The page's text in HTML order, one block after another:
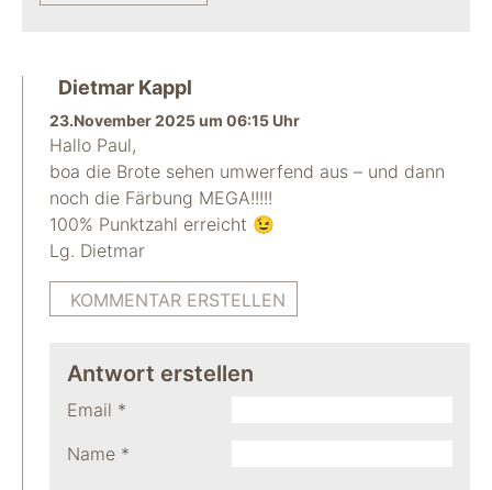
Dietmar Kappl
23.November 2025 um 06:15 Uhr
Hallo Paul,
boa die Brote sehen umwerfend aus – und dann
noch die Färbung MEGA!!!!!
100% Punktzahl erreicht 😉
Lg. Dietmar
KOMMENTAR ERSTELLEN
Antwort erstellen
Name *
Email *